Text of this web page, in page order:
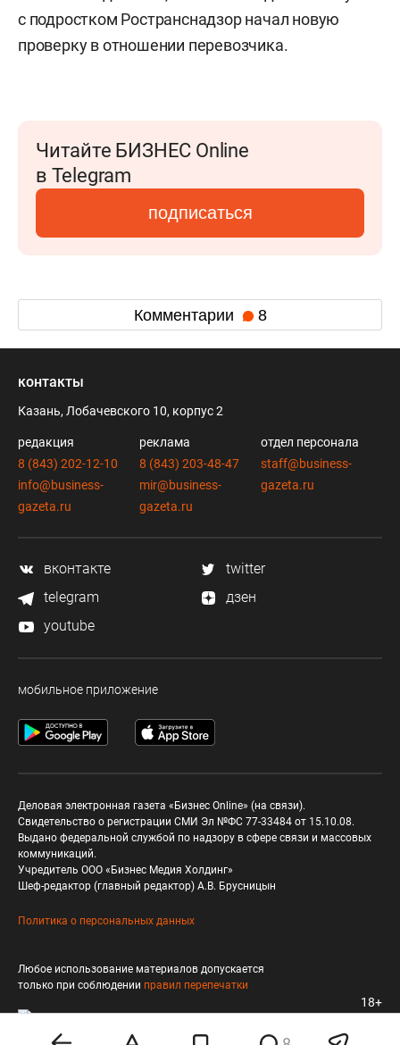
с подростком Ространснадзор начал новую
проверку в отношении перевозчика.
Читайте БИЗНЕС Online
в Telegram
подписаться
Комментарии 8
контакты
Казань, Лобачевского 10, корпус 2
редакция
8 (843) 202-12-10
info@business-
gazeta.ru
реклама
8 (843) 203-48-47
mir@business-
gazeta.ru
отдел персонала
staff@business-
gazeta.ru
вконтакте
twitter
telegram
дзен
youtube
мобильное приложение
Деловая электронная газета «Бизнес Online» (на связи).
Свидетельство о регистрации СМИ Эл №ФС 77-33484 от 15.10.08.
Выдано федеральной службой по надзору в сфере связи и массовых
коммуникаций.
Учредитель ООО «Бизнес Медия Холдинг»
Шеф-редактор (главный редактор) А.В. Брусницын
Политика о персональных данных
Любое использование материалов допускается
только при соблюдении правил перепечатки
18+